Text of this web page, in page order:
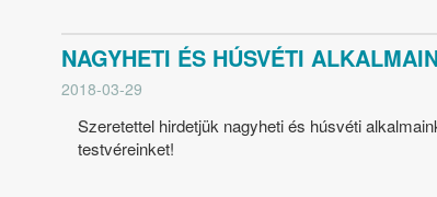
NAGYHETI ÉS HÚSVÉTI
2018-03-29
Szeretettel hirdetjük nagyheti és húsvéti
testvéreinket!